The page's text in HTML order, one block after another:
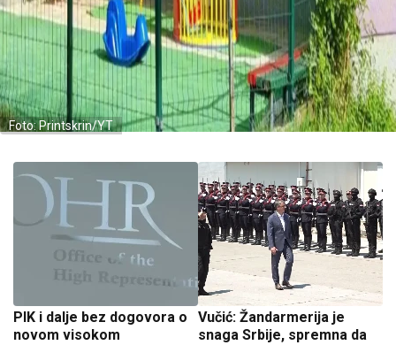
Foto: Printskrin/YT
PIK i dalje bez dogovora o
novom visokom
Vučić: Žandarmerija je
snaga Srbije, spremna da